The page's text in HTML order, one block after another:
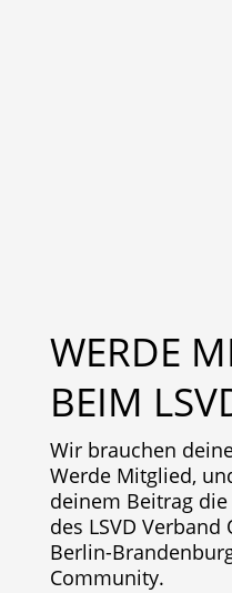
WERDE
BEIM
Wir brauchen
Werde Mitglied,
deinem Beitrag
des LSVD
Berlin-
Community.